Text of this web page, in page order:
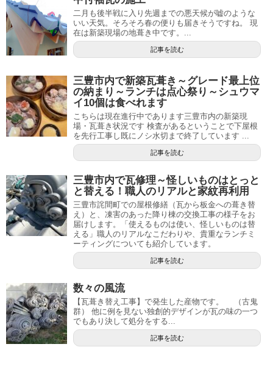
二月も後半戦に入り先週までの悪天候が嘘のような
いい天気。そろそろ春の便りも届きそうですね。 現
在は新築現場の地葺き中です。...
記事を読む
三豊市内で新築瓦葺き～グレード最上位
の納まり～ランチは点心祭り～シュウマ
イ10個は食べれます
こちらは現在進行中であります三豊市内の新築現
場・瓦葺き状況です 検査があるということで下屋根
を先行工事し既にノシ水切まで終了しています ...
記事を読む
三豊市内で瓦修理～怪しいものはとっと
と替える！職人のリアルと家紋再利用
三豊市詫間町での屋根修繕（瓦から板金への葺き替
え）と、凍害のあった降り棟の交換工事の様子をお
届けします。「使えるものは使い、怪しいものは替
える」職人のリアルなこだわりや、貴重なランチミ
ーティングについても紹介しています。
記事を読む
数々の風流
【瓦葺き替え工事】で発生した産物です。 （古鬼
群） 他に例を見ない独創的デザインが瓦の味の一つ
でもあり決して処分をする...
記事を読む